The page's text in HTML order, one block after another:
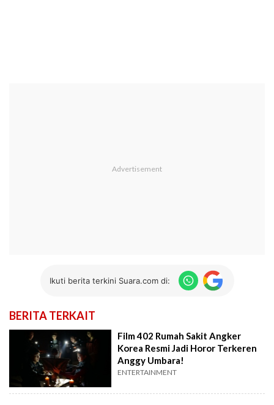
Ikuti berita terkini Suara.com di:
BERITA TERKAIT
Film 402 Rumah Sakit Angker
Korea Resmi Jadi Horor Terkeren
Anggy Umbara!
ENTERTAINMENT